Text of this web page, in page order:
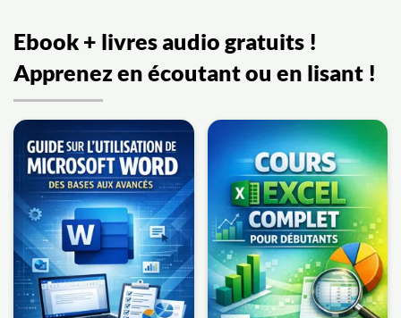
Ebook + livres audio gratuits !
Apprenez en écoutant ou en lisant !